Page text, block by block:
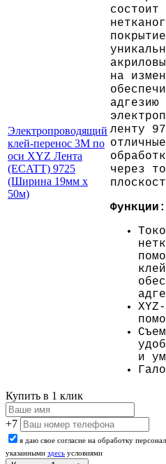
Электропроводящий
клей-перенос 3M по
оси XYZ Лента
(ECATT) 9725
(Ширина 19мм х
50м)
состоит
на
адгезию
ленту
через
Функции:
и
Купить в 1 клик
+7
я даю свое согласие на обработку
указанными здесь условиями